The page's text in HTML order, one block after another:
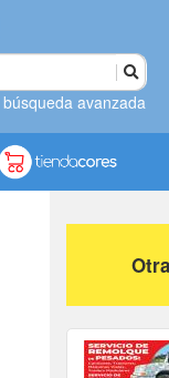
búsqueda avanzada